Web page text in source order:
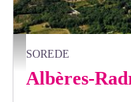
Frédéric Hédelin
SOREDE